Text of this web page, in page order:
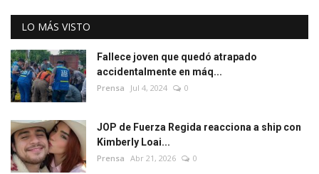
LO MÁS VISTO
Fallece joven que quedó atrapado
accidentalmente en máq...
Prensa Jul 4, 2024 0
JOP de Fuerza Regida reacciona a ship con
Kimberly Loai...
Prensa Abr 21, 2026 0